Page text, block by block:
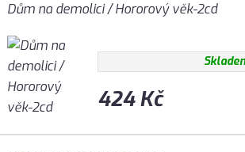
Dům na demolici / Hororový věk-2cd
424 Kč